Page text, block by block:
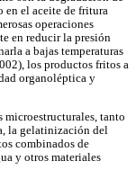
en el aceite de fritura
operaciones
en reducir la presión
a bajas temperaturas
los productos fritos a
organoléptica y
microestructurales, tanto
la gelatinización del
combinados de
y otros materiales